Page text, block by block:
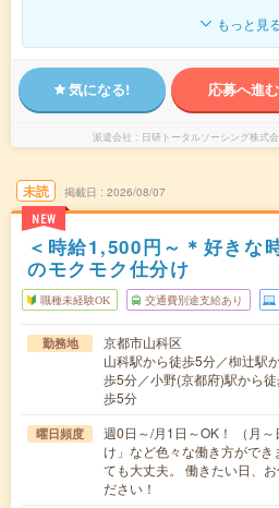
もっと見
気になる! 応募へ進む
派遣会社 日研トータルソーシング株式
未読
NEW
掲載日 2026/08/07
＜時給1,500円～＊好きな
のモクモク仕分け
職種未経験OK 交通費別途支給あり
勤務地
京都市山科区
山科駅から徒歩5分／椥辻駅
歩5分／小野(京都府)駅から
歩5分
曜日頻度
週0日～/月1日～OK！ （月
け」など色々な働き方がで
ても大丈夫。 働きたい日、
ださい！